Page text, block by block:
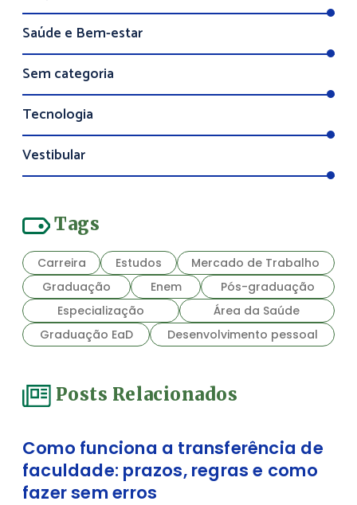
Saúde e Bem-estar
Sem categoria
Tecnologia
Vestibular
Tags
Carreira Estudos
Mercado de Trabalho
Graduação
Enem
Pós-graduação
Especialização
Área da Saúde
Graduação EaD
Desenvolvimento pessoal
Posts Relacionados
Como funciona a transferência de
faculdade: prazos, regras e como
fazer sem erros